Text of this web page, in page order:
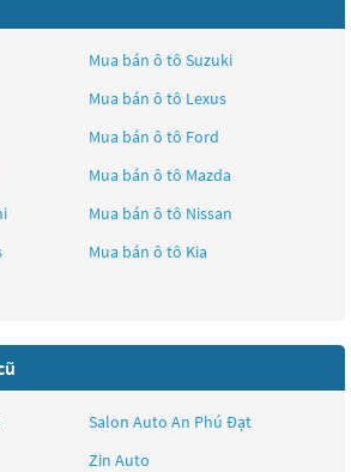
Mua bán ô tô Suzuki
Mua bán ô tô Lexus
Mua bán ô tô Ford
Mua bán ô tô Mazda
Mua bán ô tô Nissan
Mua bán ô tô Kia
Salon Auto An Phú Đạt
Zin Auto